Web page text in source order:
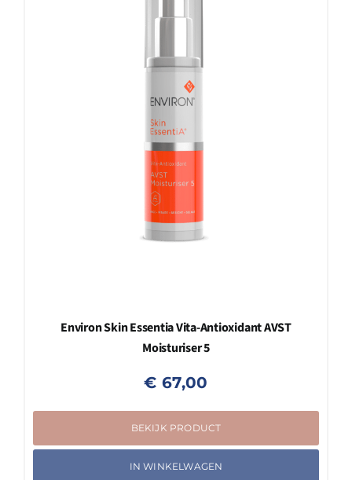
Environ Skin Essentia Vita-Antioxidant AVST
Moisturiser 5
€ 67,00
BEKIJK PRODUCT
IN WINKELWAGEN